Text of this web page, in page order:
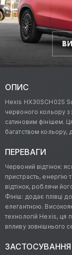
ОПИС
Hexis HX30SCH02S
червоного кольору
сатиновим фінішем.
багатством кольору,
ПЕРЕВАГИ
Червоний відтінок:
пристрасть, енергію
відтінок, роблячи
Фініш: додає плівці
елегантною.
технологій Hexis, ця
впливу зовнішнього
ЗАСТОСУВАННЯ